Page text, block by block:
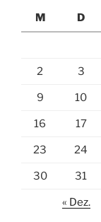
M
D
2 3
9 10
16 17
23 24
30 31
« Dez.